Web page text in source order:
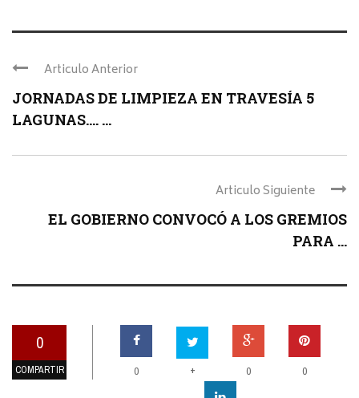
Articulo Anterior
JORNADAS DE LIMPIEZA EN TRAVESÍA 5
LAGUNAS…. ...
Articulo Siguiente
EL GOBIERNO CONVOCÓ A LOS GREMIOS
PARA ...
0
COMPARTIR 0 + 0 0